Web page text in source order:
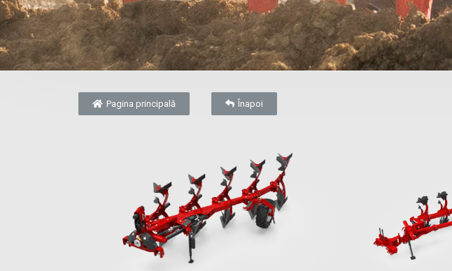
Pagina principală Înapoi